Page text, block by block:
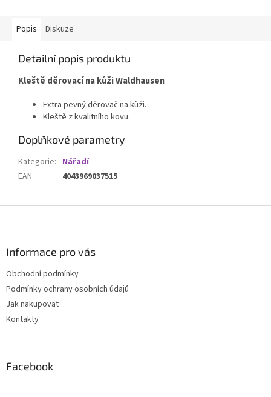
Popis Diskuze
Detailní popis produktu
Kleště děrovací na kůži Waldhausen
Extra pevný děrovač na kůži.
Kleště z kvalitního kovu.
Doplňkové parametry
Kategorie: Nářadí
EAN: 4043969037515
Informace pro vás
Obchodní podmínky
Podmínky ochrany osobních údajů
Jak nakupovat
Kontakty
Facebook